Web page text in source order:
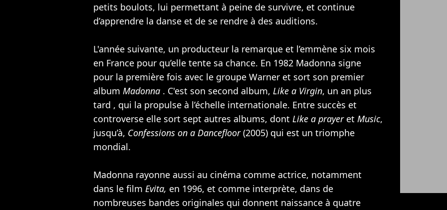
petits boulots, lui permettant à peine de survivre, et continue
d’apprendre la danse et de se rendre à des auditions.
L'année suivante, un producteur la remarque et l’emmène six mois
en France pour qu’elle tente sa chance. En 1982 Madonna signe
pour la première fois avec le groupe Warner et sort son premier
album Madonna . C'est son second album, Like a Virgin, un an plus
tard , qui la propulse à l’échelle internationale. Entre succès et
controverse elle sort sept autres albums, dont Like a prayer et Music,
jusqu’à, Confessions on a Dancefloor(2005) qui est un triomphe
mondial.
Madonna rayonne aussi au cinéma comme actrice, notamment
dans le film Evita, en 1996, et comme interprète, dans de
nombreuses bandes originales qui donnent naissance à quatre